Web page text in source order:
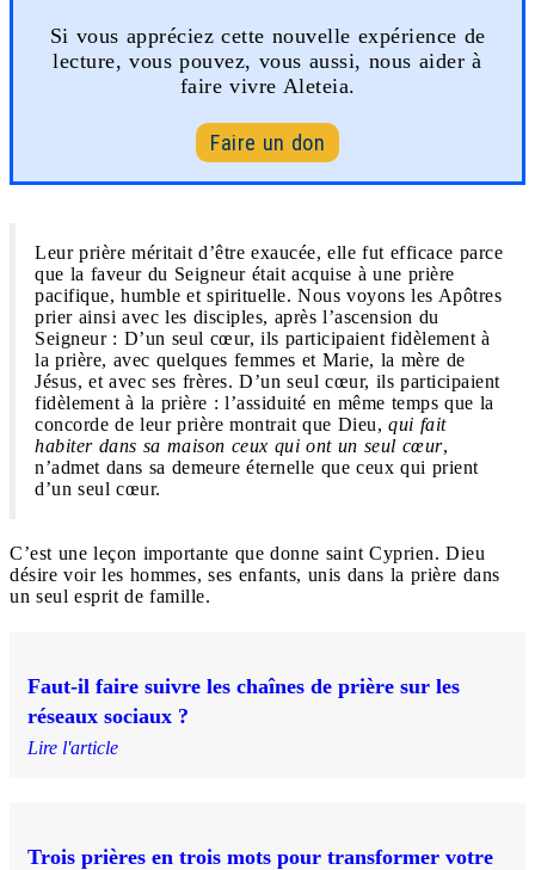
Si vous appréciez cette nouvelle expérience de
lecture, vous pouvez, vous aussi, nous aider à
faire vivre Aleteia.
Faire un don
Leur prière méritait d’être exaucée, elle fut efficace parce
que la faveur du Seigneur était acquise à une prière
pacifique, humble et spirituelle. Nous voyons les Apôtres
prier ainsi avec les disciples, après l’ascension du
Seigneur : D’un seul cœur, ils participaient fidèlement à
la prière, avec quelques femmes et Marie, la mère de
Jésus, et avec ses frères. D’un seul cœur, ils participaient
fidèlement à la prière : l’assiduité en même temps que la
concorde de leur prière montrait que Dieu, qui fait
habiter dans sa maison ceux qui ont un seul cœur,
n’admet dans sa demeure éternelle que ceux qui prient
d’un seul cœur.
C’est une leçon importante que donne saint Cyprien. Dieu
désire voir les hommes, ses enfants, unis dans la prière dans
un seul esprit de famille.
Faut-il faire suivre les chaînes de prière sur les
réseaux sociaux ?
Lire l'article
Trois prières en trois mots pour transformer votre